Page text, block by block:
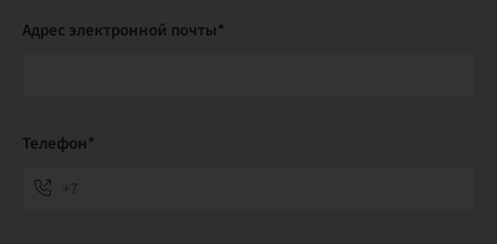
Адрес электронной почты*
Телефон*